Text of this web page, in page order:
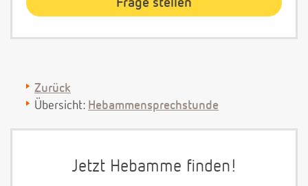
Zurück
Übersicht: Hebammensprechstunde
Jetzt Hebamme finden!